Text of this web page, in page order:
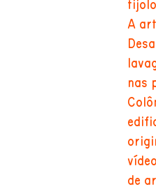
A
nas
de